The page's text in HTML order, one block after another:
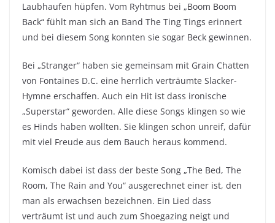
Laubhaufen hüpfen. Vom Ryhtmus bei „Boom Boom
Back“ fühlt man sich an Band The Ting Tings erinnert
und bei diesem Song konnten sie sogar Beck gewinnen.
Bei „Stranger“ haben sie gemeinsam mit Grain Chatten
von Fontaines D.C. eine herrlich verträumte Slacker-
Hymne erschaffen. Auch ein Hit ist dass ironische
„Superstar“ geworden. Alle diese Songs klingen so wie
es Hinds haben wollten. Sie klingen schon unreif, dafür
mit viel Freude aus dem Bauch heraus kommend.
Komisch dabei ist dass der beste Song „The Bed, The
Room, The Rain and You“ ausgerechnet einer ist, den
man als erwachsen bezeichnen. Ein Lied dass
verträumt ist und auch zum Shoegazing neigt und